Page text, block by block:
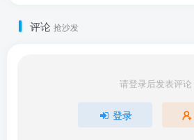
评论 抢沙发
请登录后发表评论
登录